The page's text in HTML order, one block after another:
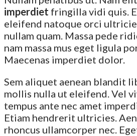
imperdiet fringilla vidi quis.
eleifend natoque orci
nullam quam. Massa pede
nam massa mus eget ligula
Maecenas imperdiet dolor.
Sem aliquet aenean blandit
mollis nulla ut eleifend. Vel
tempus ante nec amet
Etiam hendrerit ultricies.
rhoncus ullamcorper nec.